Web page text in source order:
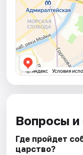
Вопросы и
Где пройдет
царство?